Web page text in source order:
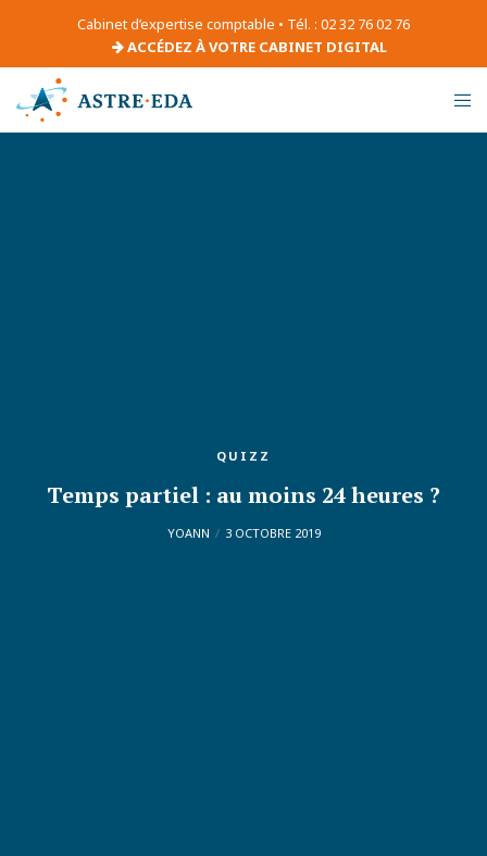
Cabinet d’expertise comptable • Tél. : 02 32 76 02 76
ACCÉDEZ À VOTRE CABINET DIGITAL
QUIZZ
Temps partiel : au moins 24 heures ?
YOANN 3 OCTOBRE 2019